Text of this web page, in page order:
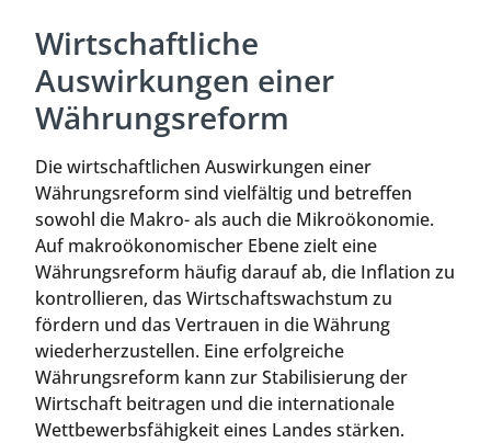
Wirtschaftliche
Auswirkungen einer
Währungsreform
Die wirtschaftlichen Auswirkungen einer
Währungsreform sind vielfältig und betreffen
sowohl die Makro- als auch die Mikroökonomie.
Auf makroökonomischer Ebene zielt eine
Währungsreform häufig darauf ab, die Inflation zu
kontrollieren, das Wirtschaftswachstum zu
fördern und das Vertrauen in die Währung
wiederherzustellen. Eine erfolgreiche
Währungsreform kann zur Stabilisierung der
Wirtschaft beitragen und die internationale
Wettbewerbsfähigkeit eines Landes stärken.